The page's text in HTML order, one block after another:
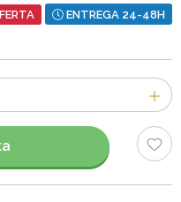
ENTREGA 24-48H